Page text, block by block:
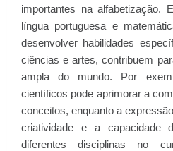
importantes na alfabetização.
língua portuguesa e
desenvolver habilidades
ciências e artes, contribuem
ampla do mundo. Por
científicos pode aprimorar a
conceitos, enquanto a
criatividade e a capacidade
diferentes disciplinas no